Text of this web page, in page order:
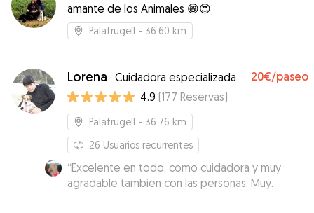
amante de los Animales 😁😍
Palafrugell - 36.60 km
Lorena · Cuidadora especializada 20€/paseo
4.9 (177 Reservas)
Palafrugell - 36.76 km
26 Usuarios recurrentes
“Excelente en todo, como cuidadora y muy
agradable tambien con las personas. Muy
recomendable: 10”